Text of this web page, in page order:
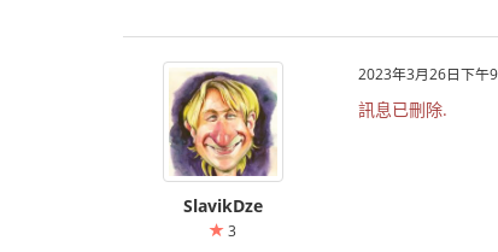
SlavikDze
3
2023年3月26日下午
訊息已刪除.